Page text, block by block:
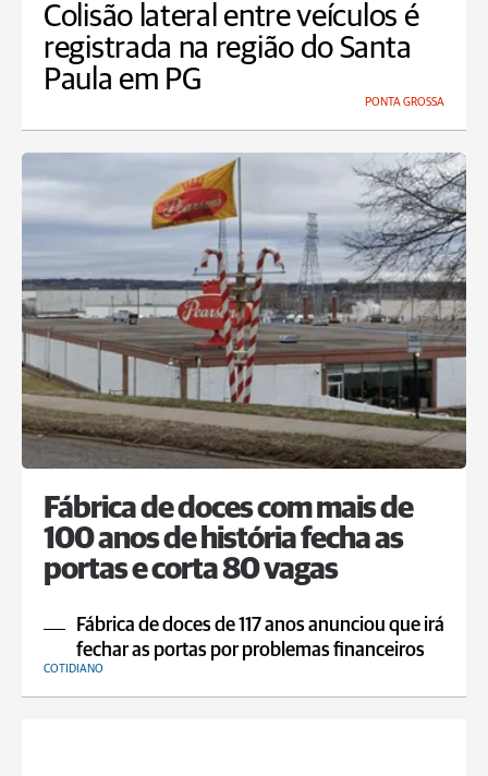
Colisão lateral entre veículos é
registrada na região do Santa
Paula em PG
PONTA GROSSA
Fábrica de doces com mais de
100 anos de história fecha as
portas e corta 80 vagas
Fábrica de doces de 117 anos anunciou que irá
fechar as portas por problemas financeiros
COTIDIANO